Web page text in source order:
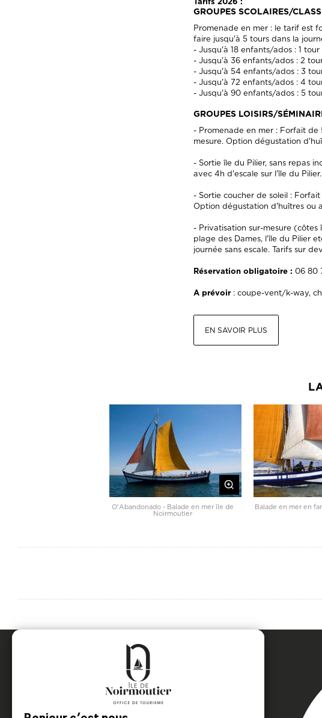
GROUPES SCOLAIRES/
Promenade en mer : le tarif est
faire jusqu'à 5 tours dans la
- Jusqu'à 18 enfants/ados : 1
- Jusqu'à 36 enfants/ados : 2
- Jusqu'à 54 enfants/ados : 3
- Jusqu'à 72 enfants/ados : 4
- Jusqu'à 90 enfants/ados : 5
GROUPES LOISIRS/
- Promenade en mer : Forfait
mesure. Option dégustation
- Sortie île du Pilier, sans repas
avec 4h d'escale sur l'île du
- Sortie coucher de soleil :
Option dégustation d'huîtres ou
- Privatisation sur-mesure
plage des Dames, l'île du Pilier
journée sans escale. Tarifs sur
Réservation obligatoire : 06 80
A prévoir : coupe-vent/k-way,
EN SAVOIR PLUS
O'Abandonado - Balade en mer île de
Noirmoutier
Balade en mer en